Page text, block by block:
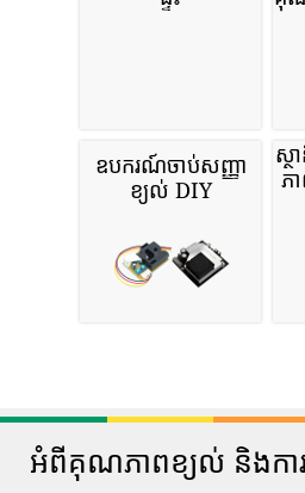
ឧបករណ៍ចាប់សញ្ញា
ខ្យល់ DIY
ស្
ភ
អំពីគុណភាពខ្យល់ និងការ